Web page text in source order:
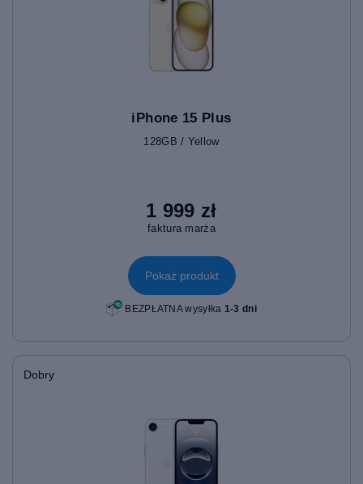
iPhone 15 Plus
128GB / Yellow
1 999 zł
faktura marża
Pokaż produkt
BEZPŁATNA wysyłka 1-3 dni
Dobry